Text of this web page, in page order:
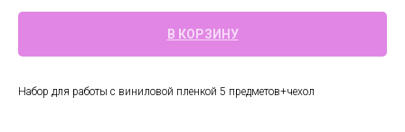
В КОРЗИНУ
Набор для работы с виниловой пленкой 5 предметов+чехол